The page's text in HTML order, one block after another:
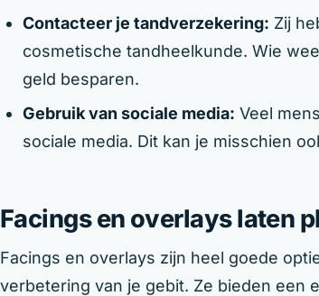
Contacteer je tandverzekering: Zij
cosmetische tandheelkunde. Wie
geld besparen.
Gebruik van sociale media: Veel
sociale media. Dit kan je misschien
Facings en overlays laten
Facings en overlays zijn heel goede
verbetering van je gebit. Ze bieden een